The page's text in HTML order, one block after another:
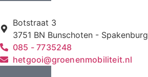
Botstraat 3
3751 BN Bunschoten - Spakenburg
085 - 7735248
hetgooi@groenenmobiliteit.nl